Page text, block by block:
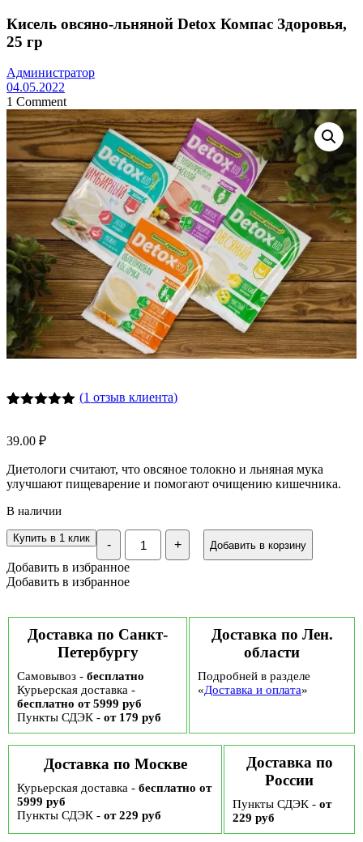
Кисель овсяно-льняной Detox Компас Здоровья,
25 гр
Администратор
04.05.2022
1 Comment
на основе
пользователей
(1 отзыв клиента)
39.00 ₽
Диетологи считают, что овсяное толокно и льняная мука
улучшают пищеварение и помогают очищению кишечника.
В наличии
-
Количество
Кисель
овсяно-
льняной
Detox
гр
+ Добавить в корзину
Купить в 1 клик
Добавить в избранное
Добавить в избранное
Доставка по Санкт-
Петербургу
Самовывоз - бесплатно
Курьерская доставка -
бесплатно от 5999 руб
Пункты СДЭК - от 179 руб
Доставка по Лен.
области
Подробней в разделе
«Доставка и оплата»
Доставка по Москве
Курьерская доставка - бесплатно от
5999 руб
Пункты СДЭК - от 229 руб
Доставка по
России
Пункты СДЭК - от
229 руб